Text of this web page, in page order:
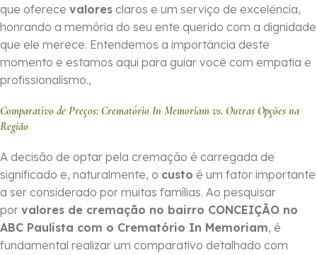
que oferece valores claros e um serviço de excelência,
honrando a memória do seu ente querido com a dignidade
que ele merece. Entendemos a importância deste
momento e estamos aqui para guiar você com empatia e
profissionalismo.,
Comparativo de Preços: Crematório In Memoriam vs. Outras Opções na
Região
A decisão de optar pela cremação é carregada de
significado e, naturalmente, o custo é um fator importante
a ser considerado por muitas famílias. Ao pesquisar
por valores de cremação no bairro CONCEIÇÃO no
ABC Paulista com o Crematório In Memoriam, é
fundamental realizar um comparativo detalhado com